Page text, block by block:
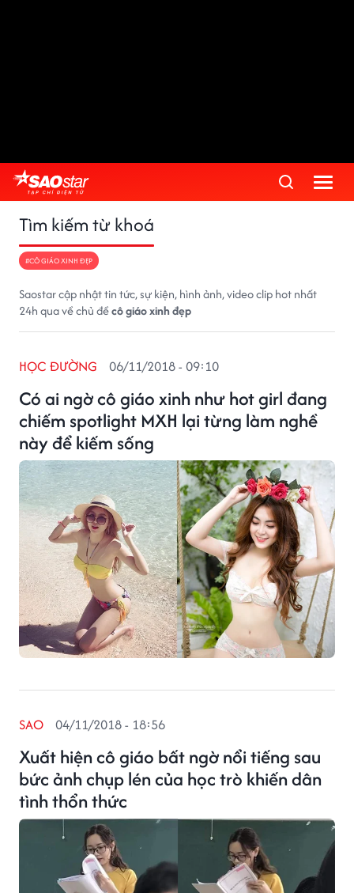
Tìm kiếm từ khoá
#CÔ GIÁO XINH ĐẸP
Saostar cập nhật tin tức, sự kiện, hình ảnh, video clip hot nhất
24h qua về chủ đềcô giáo xinh đẹp
Có ai ngờ cô giáo xinh như hot girl đang
chiếm spotlight MXH lại từng làm nghề
này để kiếm sống
HỌC ĐƯỜNG 06/11/2018 - 09:10
Xuất hiện cô giáo bất ngờ nổi tiếng sau
bức ảnh chụp lén của học trò khiến dân
tình thổn thức
SAO 04/11/2018 - 18:56